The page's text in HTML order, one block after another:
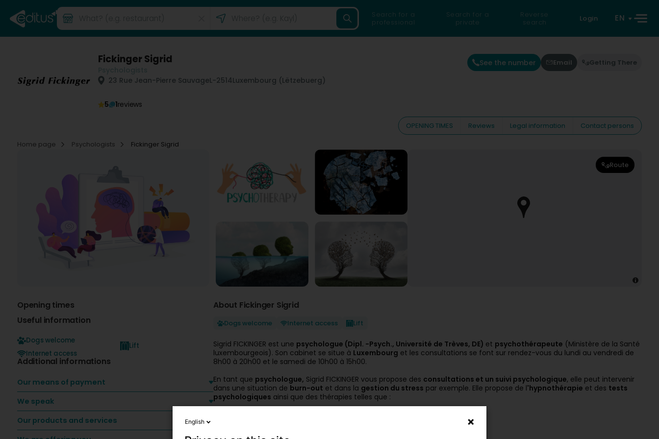
Search for a
professional
Search for a
private
Reverse
search
Login EN
Fickinger Sigrid
23 Rue Jean-Pierre SauvageL-2514Luxembourg (Lëtzebuerg)
5 1reviews
See the number Email Getting There
OPENING TIMES Reviews Legal information
Contact persons
Home page
Psychologists Fickinger Sigrid
Route
Opening times
Useful information
Dogs welcome
Internet access
Lift
Additional informations
Our means of payment
We speak
Our products and services
About Fickinger Sigrid
Dogs welcome Internet access Lift
Sigrid FICKINGER est une psychologue (Dipl. -Psych., Université de Trèves, DE) et psychothérapeute (Ministère de la Santé
luxembourgeois). Son cabinet se situe à Luxembourg et les consultations se font sur rendez-vous du lundi au vendredi de
8h00 à 20h00 et le samedi de 10h00 à 15h00.
En tant que psychologue, Sigrid FICKINGER vous propose des consultations et un suivi psychologique, elle peut intervenir
dans une situation de burn-out et dans la gestion du stress par exemple. Elle propose de l'hypnothérapie et des tests
psychologiques ainsi que des thérapies telles que :
English